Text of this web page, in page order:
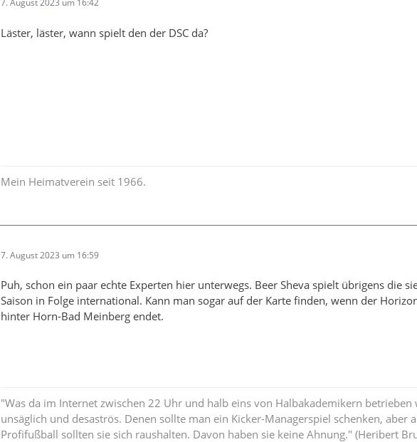
7. August 2023 um 16:42
Läster, läster, wann spielt den der DSC da?
Mein Heimatverein seit 1966.
7. August 2023 um 16:59
Puh, schon ein paar echte Experten hier unterwegs. Beer Sheva spielt übrigens die
Saison in Folge international. Kann man sogar auf der Karte finden, wenn der
hinter Horn-Bad Meinberg endet.
"Was da im Internet zwischen 22 Uhr und halb eins von Halbakademikern betrieben
unsäglich und desaströs. Denen sollte man ein Kicker-Managerspiel schenken, aber
Profifußball sollten sie sich raushalten. Davon haben sie keine Ahnung." (Heribert